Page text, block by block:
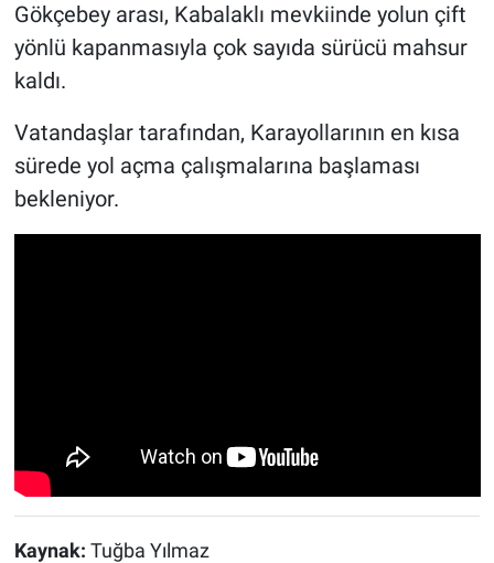
Gökçebey arası, Kabalaklı mevkiinde yolun çift
yönlü kapanmasıyla çok sayıda sürücü mahsur
kaldı.
Vatandaşlar tarafından, Karayollarının en kısa
sürede yol açma çalışmalarına başlaması
bekleniyor.
Kaynak: Tuğba Yılmaz